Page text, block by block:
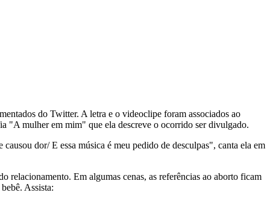
do Twitter. A letra e o videoclipe foram associados ao
"A mulher em mim" que ela descreve o ocorrido ser divulgado.
dor/ E essa música é meu pedido de desculpas", canta ela em
relacionamento. Em algumas cenas, as referências ao aborto ficam
Assista: